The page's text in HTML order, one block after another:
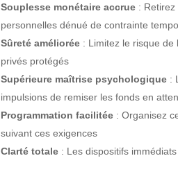
Souplesse monétaire accrue :
personnelles dénué de contrainte
Sûreté améliorée : Limitez le risque
privés protégés
Supérieure maîtrise psychologique :
impulsions de remiser les fonds en
Programmation facilitée : Organisez
suivant ces exigences
Clarté totale : Les dispositifs